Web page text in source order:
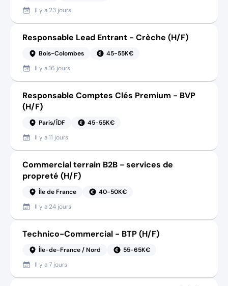
Il y a 23 jours
Responsable Lead Entrant - Crèche (H/F)
Bois-Colombes
45-55K€
Il y a16 jours
Responsable Comptes Clés Premium - BVP
(H/F)
Paris/ÎDF
45-55K€
Il y a11 jours
Commercial terrain B2B - services de
propreté (H/F)
Île de France
40-50K€
Il y a 24 jours
Technico-Commercial - BTP (H/F)
Île-de-France / Nord
55-65K€
Il y a7 jours